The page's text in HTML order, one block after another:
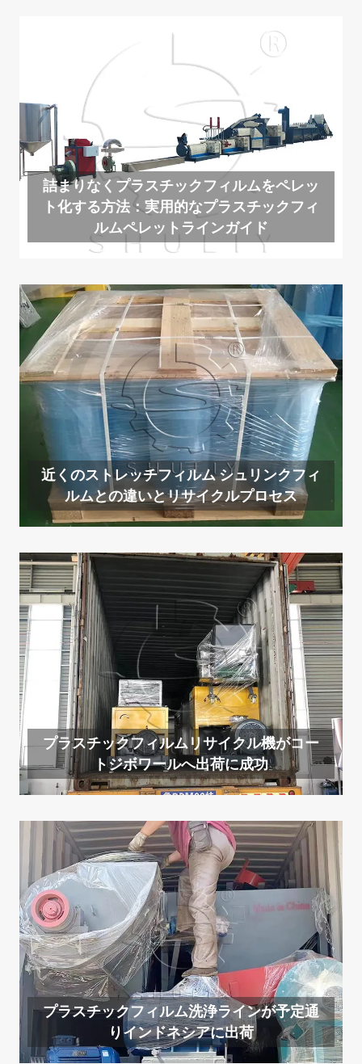
詰まりなくプラスチックフィルムをペレッ
ト化する方法：実用的なプラスチックフィ
ルムペレットラインガイド
近くのストレッチフィルム シュリンクフィ
ルムとの違いとリサイクルプロセス
プラスチックフィルムリサイクル機がコー
トジボワールへ出荷に成功
プラスチックフィルム洗浄ラインが予定通
りインドネシアに出荷